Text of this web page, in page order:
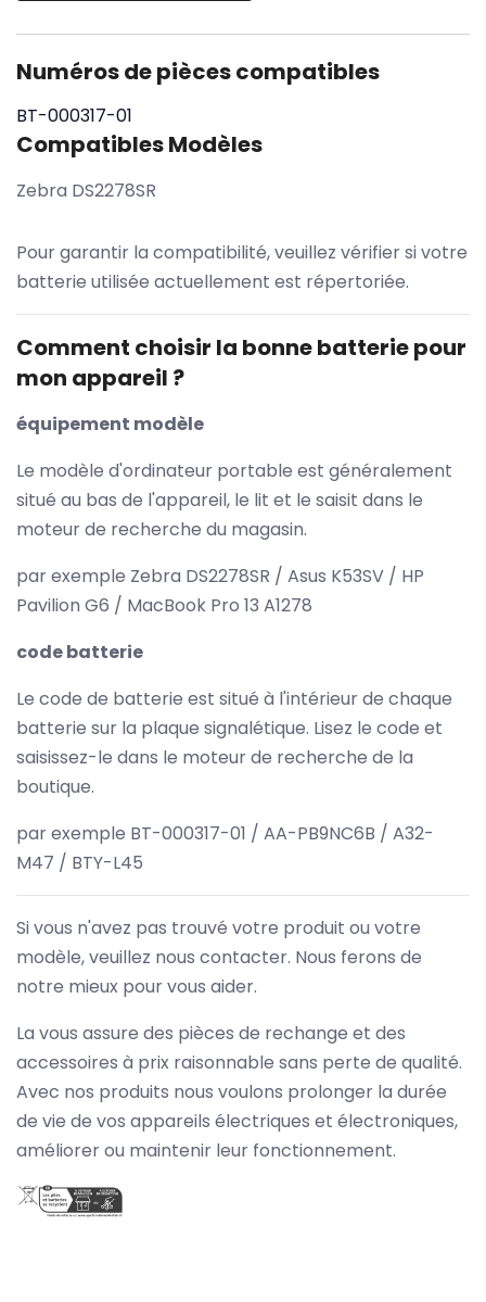
Numéros de pièces compatibles
BT-000317-01
Compatibles Modèles
Zebra DS2278SR
Pour garantir la compatibilité, veuillez vérifier si votre
batterie utilisée actuellement est répertoriée.
Comment choisir la bonne batterie pour
mon appareil ?
équipement modèle
Le modèle d'ordinateur portable est généralement
situé au bas de l'appareil, le lit et le saisit dans le
moteur de recherche du magasin.
par exemple Zebra DS2278SR / Asus K53SV / HP
Pavilion G6 / MacBook Pro 13 A1278
code batterie
Le code de batterie est situé à l'intérieur de chaque
batterie sur la plaque signalétique. Lisez le code et
saisissez-le dans le moteur de recherche de la
boutique.
par exemple BT-000317-01 / AA-PB9NC6B / A32-
M47 / BTY-L45
Si vous n'avez pas trouvé votre produit ou votre
modèle, veuillez nous contacter. Nous ferons de
notre mieux pour vous aider.
La vous assure des pièces de rechange et des
accessoires à prix raisonnable sans perte de qualité.
Avec nos produits nous voulons prolonger la durée
de vie de vos appareils électriques et électroniques,
améliorer ou maintenir leur fonctionnement.